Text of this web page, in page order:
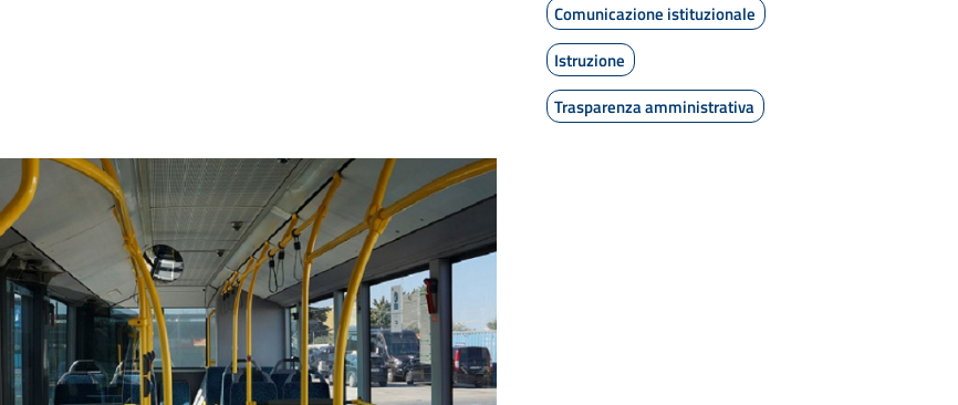
Comunicazione istituzionale
Istruzione
Trasparenza amministrativa